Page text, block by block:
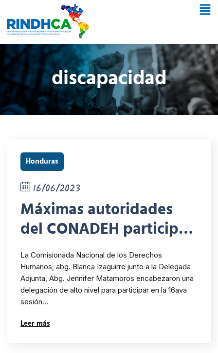
discapacidad
Honduras
16/06/2023
Máximas autoridades
del CONADEH participan
en la 16ava sesión de la
Conferencia de Estados
Partes a la Convención
Internacional sobre los
Derechos de las
La Comisionada Nacional de los Derechos
Humanos, abg. Blanca Izaguirre junto a la Delegada
Adjunta, Abg. Jennifer Matamoros encabezaron una
delegación de alto nivel para participar en la 16ava
sesión…
Leer más